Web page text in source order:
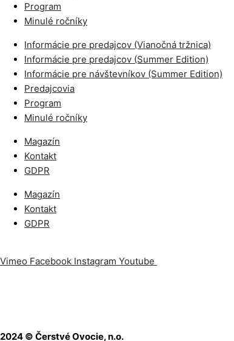
Program
Minulé ročníky
Informácie pre predajcov (Vianočná tržnica)
Informácie pre predajcov (Summer Edition)
Informácie pre návštevníkov (Summer Edition)
Predajcovia
Program
Minulé ročníky
Magazín
Kontakt
GDPR
Magazín
Kontakt
GDPR
Vimeo Facebook Instagram Youtube
2024 © Čerstvé Ovocie, n.o.